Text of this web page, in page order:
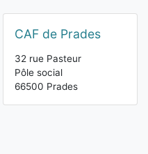
CAF de Prades
32 rue Pasteur
Pôle social
66500 Prades